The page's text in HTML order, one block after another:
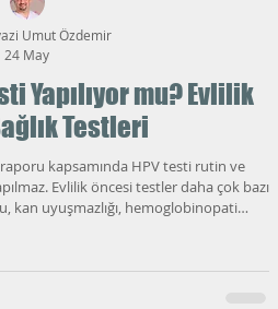
Yapılıyor mu? Evlilik
Testleri
raporu kapsamında HPV testi rutin ve
Evlilik öncesi testler daha çok bazı
kan uyuşmazlığı, hemoglobinopati
ayrı bir başlıktır.
Umut Özdemir
24 May